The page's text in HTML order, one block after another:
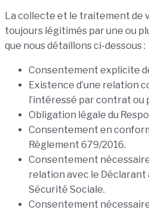
La collecte et le traitement de
toujours légitimés par une ou
que nous détaillons ci-dessous :
Consentement explicite
Existence d’une relation
l’intéressé par contrat
Obligation légale du
Consentement en
Règlement 679/2016.
Consentement
relation avec le Déclarant
Sécurité Sociale.
Consentement